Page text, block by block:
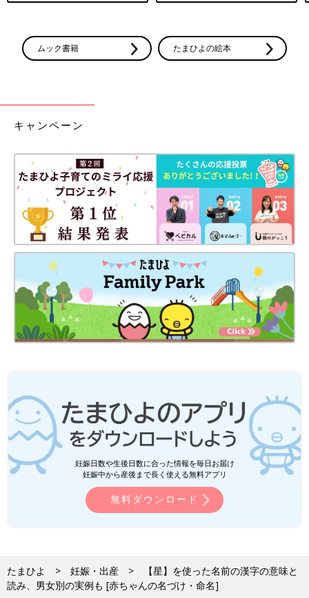
ムック書籍 たまひよの絵本
キャンペーン
妊娠日数や生後日数に合った情報を毎日お届け
妊娠中から産後まで長く使える無料アプリ
無料ダウンロード
たまひよ 妊娠・出産
【星】を使った名前の漢字の意味と
読み、男女別の実例も [赤ちゃんの名づけ・命名]